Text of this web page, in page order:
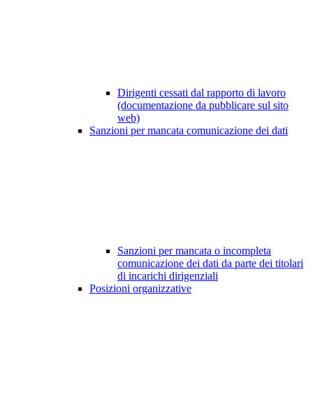
Dirigenti cessati dal rapporto di lavoro
(documentazione da pubblicare sul sito
web)
Sanzioni per mancata comunicazione dei dati
Sanzioni per mancata o incompleta
comunicazione dei dati da parte dei titolari
di incarichi dirigenziali
Posizioni organizzative